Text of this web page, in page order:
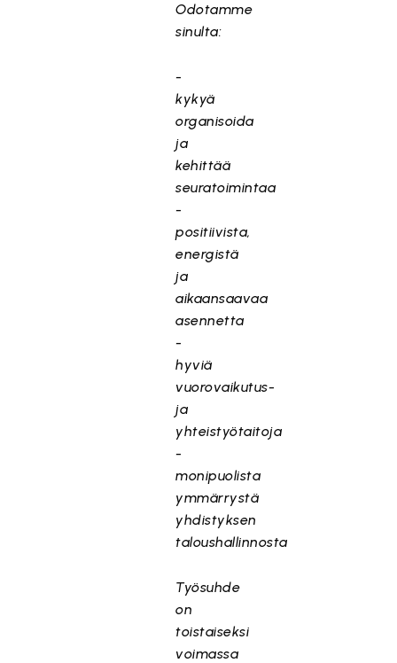
Odotamme
sinulta:
-
kykyä
organisoida
ja
kehittää
seuratoimintaa
-
positiivista,
energistä
ja
aikaansaavaa
asennetta
-
hyviä
vuorovaikutus-
ja
yhteistyötaitoja
-
monipuolista
ymmärrystä
yhdistyksen
taloushallinnosta
Työsuhde
on
toistaiseksi
voimassa